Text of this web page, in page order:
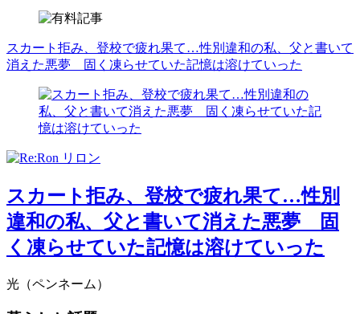
スカート拒み、登校で疲れ果て…性別違和の私、父と書いて
消えた悪夢 固く凍らせていた記憶は溶けていった
スカート拒み、登校で疲れ果て…性別
違和の私、父と書いて消えた悪夢 固
く凍らせていた記憶は溶けていった
光（ペンネーム）